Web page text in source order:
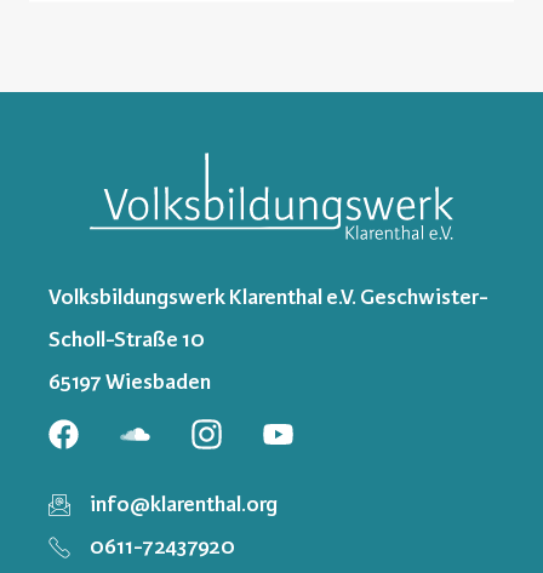
Volksbildungswerk Klarenthal e.V. Geschwister-
Scholl-Straße 10
65197 Wiesbaden
info@klarenthal.org
0611-72437920